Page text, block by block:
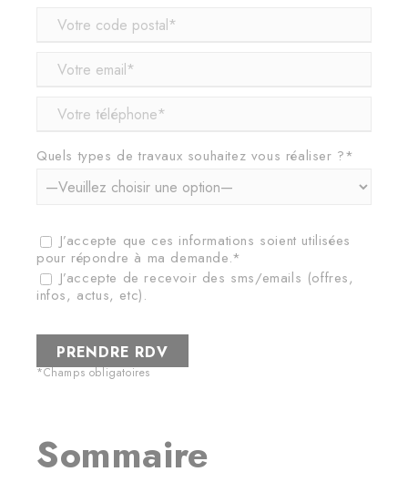
Quels types de travaux souhaitez vous réaliser ?*
J’accepte que ces informations soient utilisées
pour répondre à ma demande.*
J’accepte de recevoir des sms/emails (offres,
infos, actus, etc).
*Champs obligatoires
Sommaire